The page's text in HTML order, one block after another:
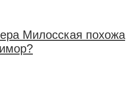
Милосская похожа